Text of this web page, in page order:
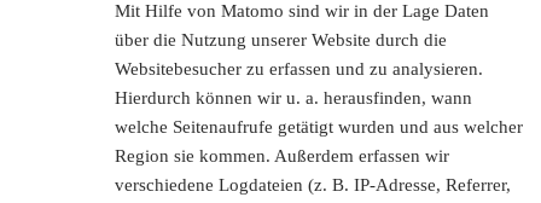
Mit Hilfe von Matomo sind wir in der Lage Daten
über die Nutzung unserer Website durch die
Websitebesucher zu erfassen und zu analysieren.
Hierdurch können wir u. a. herausfinden, wann
welche Seitenaufrufe getätigt wurden und aus welcher
Region sie kommen. Außerdem erfassen wir
verschiedene Logdateien (z. B. IP-Adresse, Referrer,